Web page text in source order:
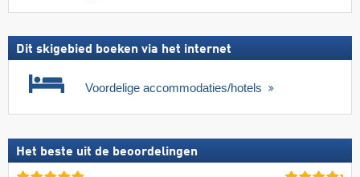
Dit skigebied boeken via het internet
Voordelige accommodaties/hotels
Het beste uit de beoordelingen